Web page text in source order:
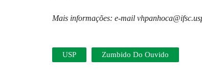
Mais informações: e-mail
USP Zumbido Do Ouvido